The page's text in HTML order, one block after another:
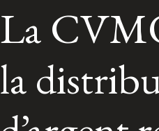
La
la